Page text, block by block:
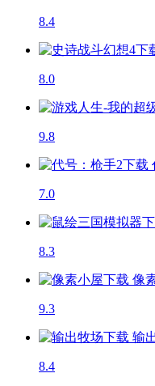
8.4
8.0
9.8
7.0
8.3
像
9.3
输
8.4